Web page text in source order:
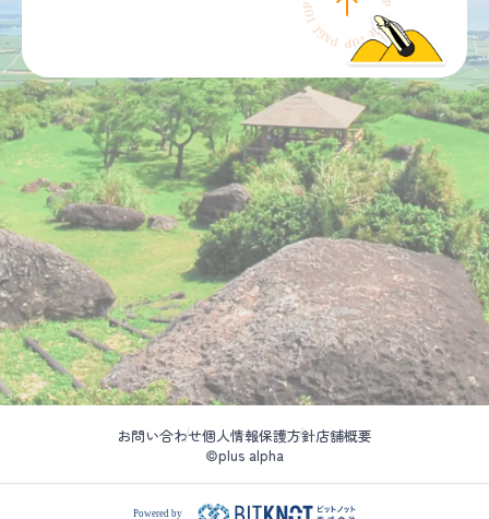
お問い合わせ個人情報保護方針店舗概要
©plus alpha